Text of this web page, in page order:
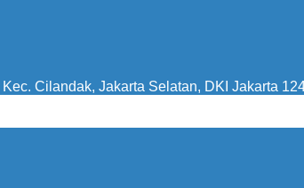
Cilandak, Jakarta Selatan, DKI Jakarta